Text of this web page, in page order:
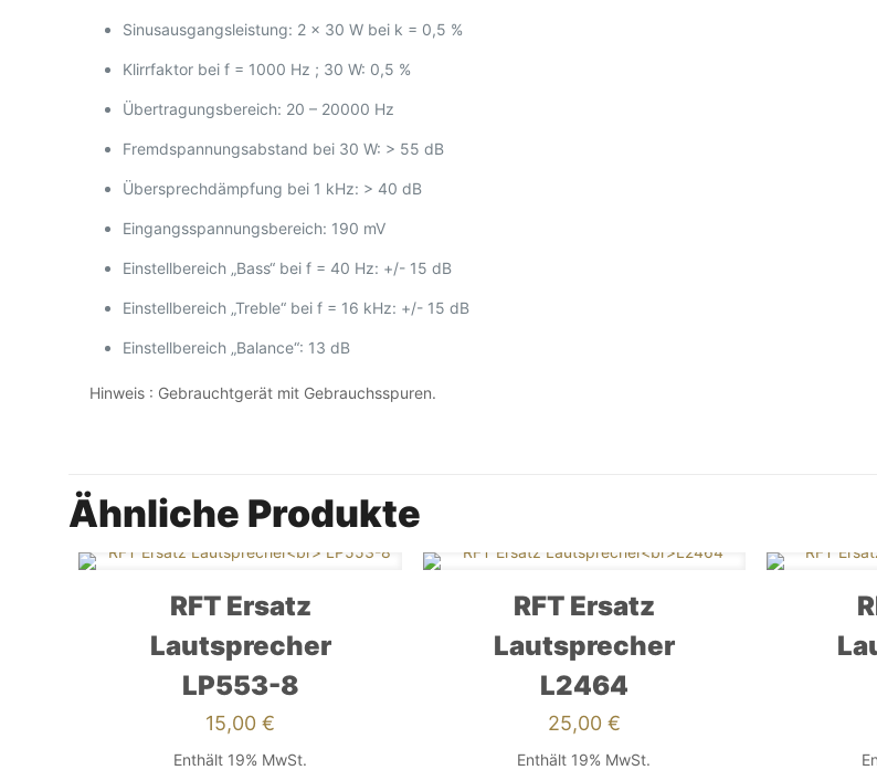
Sinusausgangsleistung: 2 x 30 W bei k = 0,5 %
Klirrfaktor bei f = 1000 Hz ; 30 W: 0,5 %
Übertragungsbereich: 20 – 20000 Hz
Fremdspannungsabstand bei 30 W: > 55 dB
Übersprechdämpfung bei 1 kHz: > 40 dB
Eingangsspannungsbereich: 190 mV
Einstellbereich „Bass“ bei f = 40 Hz: +/- 15 dB
Einstellbereich „Treble“ bei f = 16 kHz: +/- 15 dB
Einstellbereich „Balance“: 13 dB
Hinweis : Gebrauchtgerät mit Gebrauchsspuren.
Ähnliche Produkte
RFT Ersatz
Lautsprecher
LP553-8
15,00€
Enthält 19% MwSt.
RFT Ersatz
Lautsprecher
L2464
25,00 €
Enthält 19% MwSt.